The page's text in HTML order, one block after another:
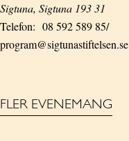
Sigtuna, Sigtuna 193 31
Telefon: 08 592 589 85/
program@sigtunastiftelsen.se
FLER EVENEMANG